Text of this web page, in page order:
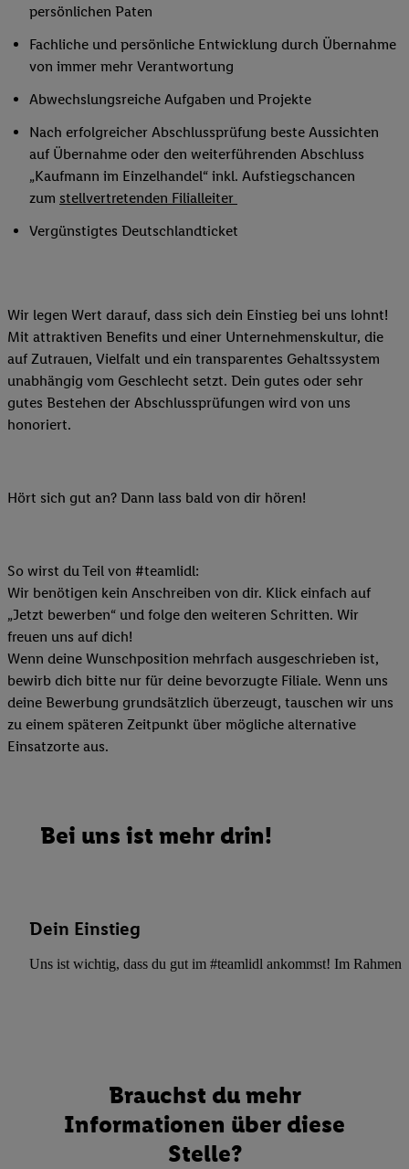
persönlichen Paten
Fachliche und persönliche Entwicklung durch Übernahme
von immer mehr Verantwortung
Abwechslungsreiche Aufgaben und Projekte
Nach erfolgreicher Abschlussprüfung beste Aussichten
auf Übernahme oder den weiterführenden Abschluss
„Kaufmann im Einzelhandel“ inkl. Aufstiegschancen
zum stellvertretenden Filialleiter
Vergünstigtes Deutschlandticket
Wir legen Wert darauf, dass sich dein Einstieg bei uns lohnt!
Mit attraktiven Benefits und einer Unternehmenskultur, die
auf Zutrauen, Vielfalt und ein transparentes Gehaltssystem
unabhängig vom Geschlecht setzt. Dein gutes oder sehr
gutes Bestehen der Abschlussprüfungen wird von uns
honoriert.
Hört sich gut an? Dann lass bald von dir hören!
So wirst du Teil von #teamlidl:
Wir benötigen kein Anschreiben von dir. Klick einfach auf
„Jetzt bewerben“ und folge den weiteren Schritten. Wir
freuen uns auf dich!
Wenn deine Wunschposition mehrfach ausgeschrieben ist,
bewirb dich bitte nur für deine bevorzugte Filiale. Wenn uns
deine Bewerbung grundsätzlich überzeugt, tauschen wir uns
zu einem späteren Zeitpunkt über mögliche alternative
Einsatzorte aus.
Bei uns ist mehr drin!
Dein Einstieg
Uns ist wichtig, dass du gut im #teamlidl ankommst! Im Rahmen
Brauchst du mehr
Informationen über diese
Stelle?